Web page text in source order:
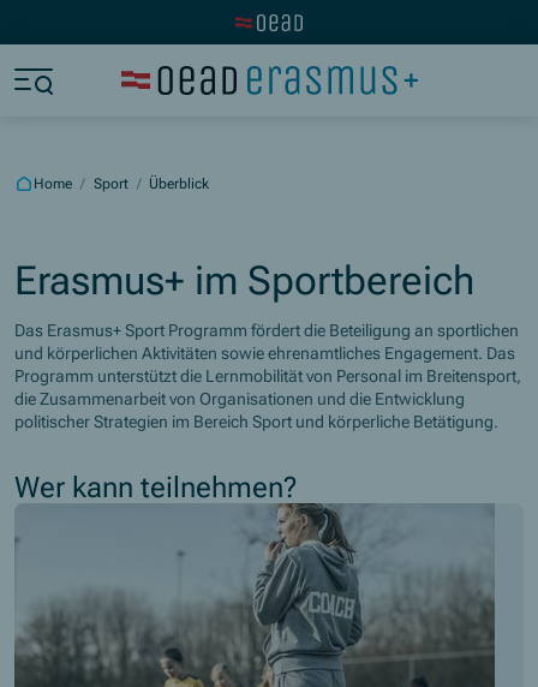
Home / Sport / Überblick
Erasmus+ im Sportbereich
Das Erasmus+ Sport Programm fördert die Beteiligung an sportlichen
und körperlichen Aktivitäten sowie ehrenamtliches Engagement. Das
Programm unterstützt die Lernmobilität von Personal im Breitensport,
die Zusammenarbeit von Organisationen und die Entwicklung
politischer Strategien im Bereich Sport und körperliche Betätigung.
Wer kann teilnehmen?